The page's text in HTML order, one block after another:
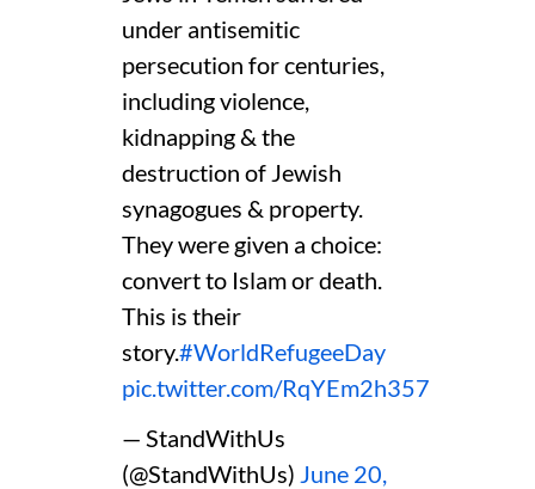
under antisemitic
persecution for centuries,
including violence,
kidnapping & the
destruction of Jewish
synagogues & property.
They were given a choice:
convert to Islam or death.
This is their
story.#WorldRefugeeDay
pic.twitter.com/RqYEm2h357
— StandWithUs
(@StandWithUs) June 20,